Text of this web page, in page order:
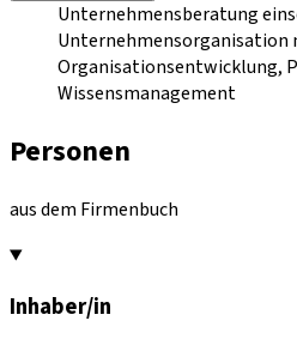
Unternehmensberatung
Unternehmensorganisation
Organisationsentwicklung,
Wissensmanagement
Personen
aus dem Firmenbuch
Inhaber/in